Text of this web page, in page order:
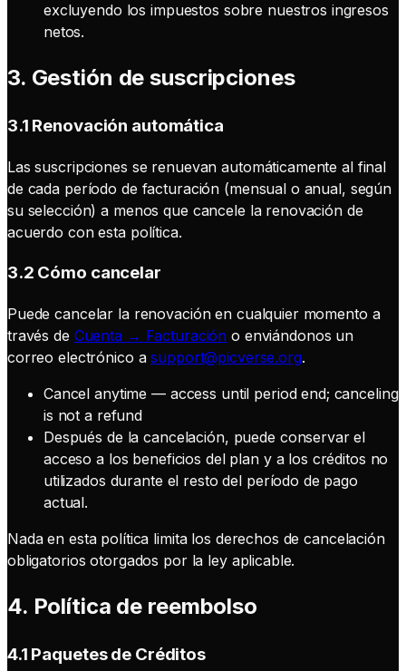
excluyendo los impuestos sobre nuestros ingresos
netos.
3. Gestión de suscripciones
3.1 Renovación automática
Las suscripciones se renuevan automáticamente al final
de cada período de facturación (mensual o anual, según
su selección) a menos que cancele la renovación de
acuerdo con esta política.
3.2 Cómo cancelar
Puede cancelar la renovación en cualquier momento a
través de Cuenta → Facturación o enviándonos un
correo electrónico a support@picverse.org.
Cancel anytime — access until period end; canceling
is not a refund
Después de la cancelación, puede conservar el
acceso a los beneficios del plan y a los créditos no
utilizados durante el resto del período de pago
actual.
Nada en esta política limita los derechos de cancelación
obligatorios otorgados por la ley aplicable.
4. Política de reembolso
4.1 Paquetes de Créditos